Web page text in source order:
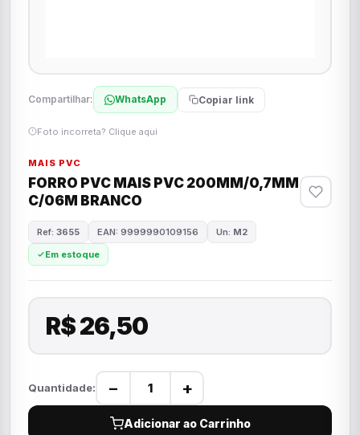
Compartilhar: WhatsApp Copiar link
Foto incorreta? Clique aqui
MAIS PVC
FORRO PVC MAIS PVC 200MM/0,7MM
C/06M BRANCO
Ref: 3655 EAN: 9999990109156 Un: M2
Em estoque
R$ 26,50
Quantidade: − +
Adicionar ao Carrinho